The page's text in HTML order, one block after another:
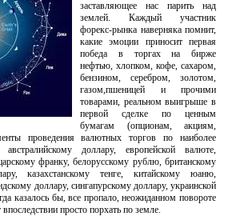
заставляющее нас парить над
землей. Каждый участник
форекс-рынка наверняка помнит,
какие эмоции приносит первая
победа в торгах на бирже
нефтью, хлопком, кофе, сахаром,
бензином, серебром, золотом,
газом,пшеницей и прочими
товарами, реальном выигрыше в
первой сделке по ценным
бумагам (опционам, акциям,
проведения валютных торгов по наиболее
доллару, европейской валюте,
франку, белорусскому рублю, британскому
казахстанскому тенге, китайскому юаню,
доллару, сингапурскому доллару, украинской
казалось бы, все пропало, неожиданном повороте
просто порхать по земле.